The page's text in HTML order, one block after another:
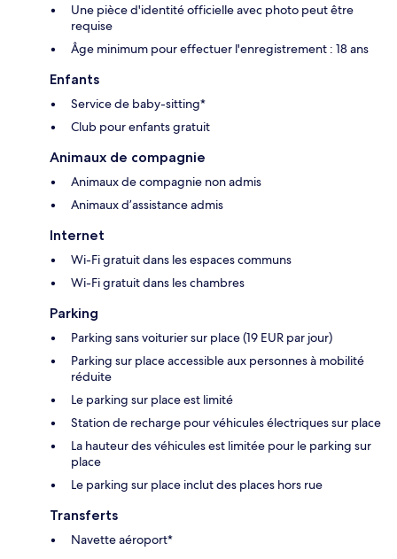
Une pièce d'identité officielle avec photo peut être
requise
Âge minimum pour effectuer l'enregistrement : 18 ans
Enfants
Service de baby-sitting*
Club pour enfants gratuit
Animaux de compagnie
Animaux de compagnie non admis
Animaux d’assistance admis
Internet
Wi-Fi gratuit dans les espaces communs
Wi-Fi gratuit dans les chambres
Parking
Parking sans voiturier sur place (19 EUR par jour)
Parking sur place accessible aux personnes à mobilité
réduite
Le parking sur place est limité
Station de recharge pour véhicules électriques sur place
La hauteur des véhicules est limitée pour le parking sur
place
Le parking sur place inclut des places hors rue
Transferts
Navette aéroport*